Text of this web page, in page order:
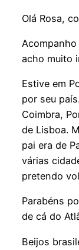
Olá Rosa,
acho muito
Estive em
por seu
Coimbra,
de Lisboa.
pai era de
várias
pretendo
Parabéns
de cá do
Beijos